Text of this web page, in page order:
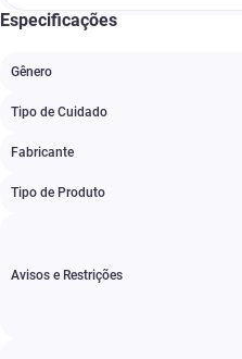
Especificações
Gênero
Tipo de Cuidado
Fabricante
Tipo de Produto
Avisos e Restrições